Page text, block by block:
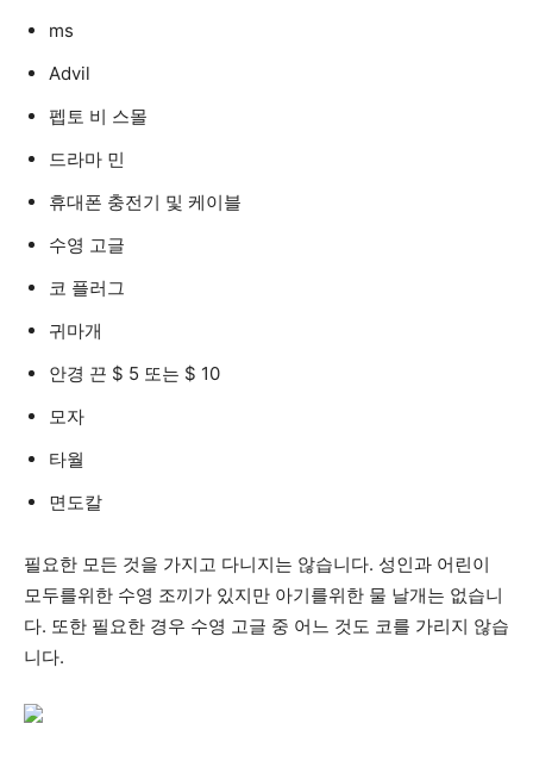
ms
Advil
펩토 비 스몰
드라마 민
휴대폰 충전기 및 케이블
수영 고글
코 플러그
귀마개
안경 끈 $ 5 또는 $ 10
모자
타월
면도칼
필요한 모든 것을 가지고 다니지는 않습니다. 성인과 어린이
모두를위한 수영 조끼가 있지만 아기를위한 물 날개는 없습니
다. 또한 필요한 경우 수영 고글 중 어느 것도 코를 가리지 않습
니다.